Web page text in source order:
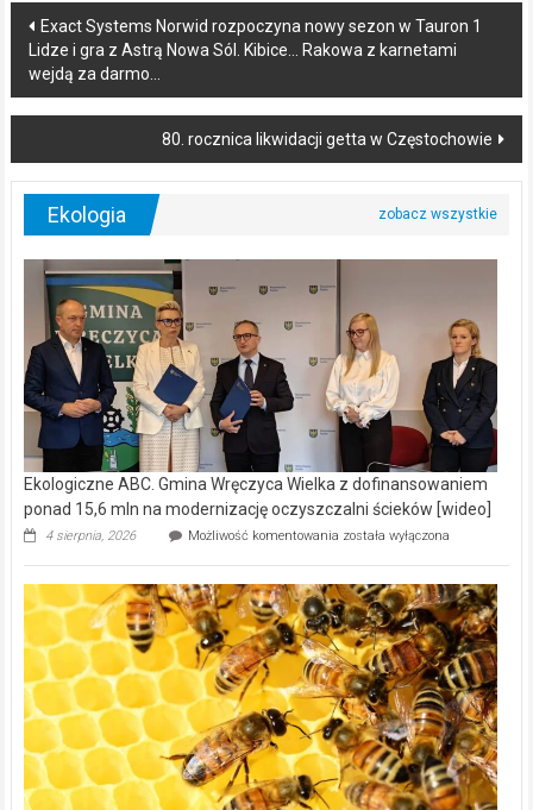
Post
navigation
Exact Systems Norwid rozpoczyna nowy sezon w Tauron 1
Lidze i gra z Astrą Nowa Sól. Kibice… Rakowa z karnetami
wejdą za darmo…
80. rocznica likwidacji getta w Częstochowie
Ekologia
Ekologiczne ABC. Gmina Wręczyca Wielka z dofinansowaniem
ponad 15,6 mln na modernizację oczyszczalni ścieków [wideo]
4 sierpnia, 2026 Możliwość komentowania Ekologiczne
Wręczyca
Wielka
z
dofinansowaniem
ponad
15,6
mln
na
modernizację
oczyszczalni
ścieków
[wideo]
została wyłączona